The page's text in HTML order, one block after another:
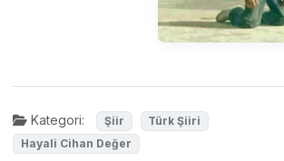
Kategori: Şiir
Türk Şiiri
Hayali Cihan Değer